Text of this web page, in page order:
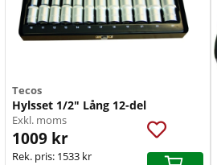
Tecos
Hylsset 1/2" Lång 12-del
Exkl. moms
1009 kr
Rek. pris: 1533 kr